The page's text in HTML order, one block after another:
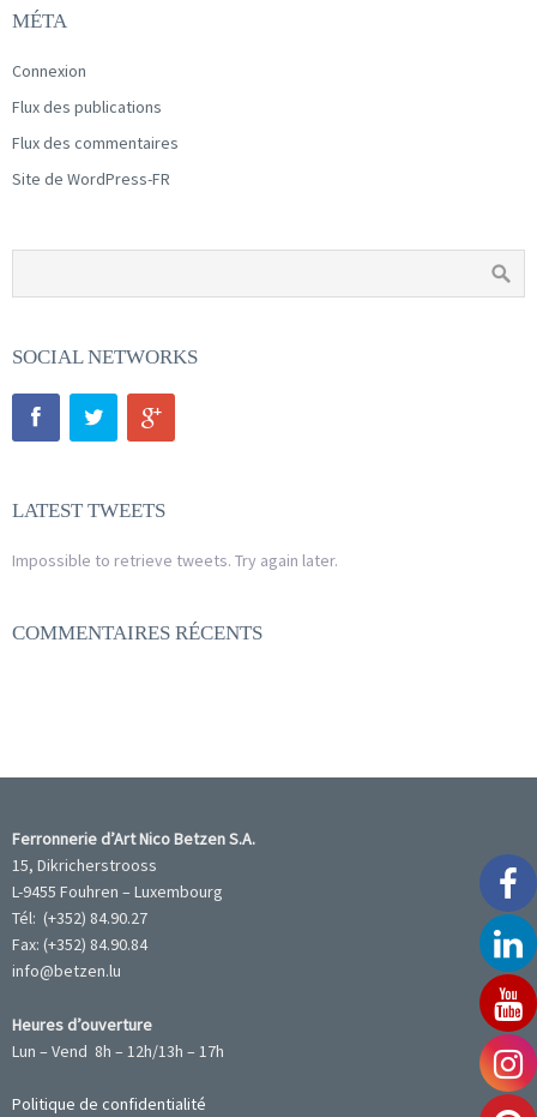
MÉTA
Connexion
Flux des publications
Flux des commentaires
Site de WordPress-FR
SOCIAL NETWORKS
LATEST TWEETS
Impossible to retrieve tweets. Try again later.
COMMENTAIRES RÉCENTS
Ferronnerie d’Art Nico Betzen S.A.
15, Dikricherstrooss
L-9455 Fouhren – Luxembourg
Tél: (+352) 84.90.27
Fax: (+352) 84.90.84
info@betzen.lu
Heures d’ouverture
Lun – Vend 8h – 12h/13h – 17h
Politique de confidentialité